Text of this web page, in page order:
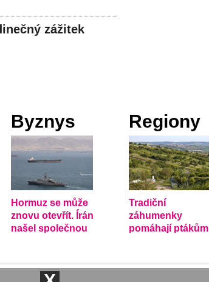
zážitek
Byznys
Hormuz se může
znovu otevřít. Írán
našel společnou
Regiony
Tradiční
záhumenky
pomáhají ptákům